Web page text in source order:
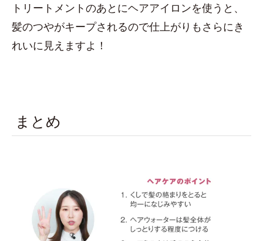
トリートメントのあとにヘアアイロンを使うと、
髪のつやがキープされるので仕上がりもさらにき
れいに見えますよ！
まとめ